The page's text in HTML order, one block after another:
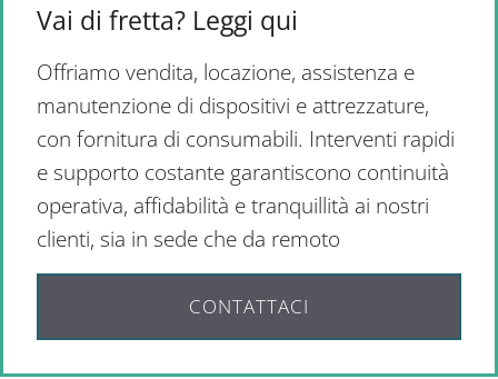
Vai di fretta? Leggi qui
Offriamo vendita, locazione, assistenza e
manutenzione di dispositivi e attrezzature,
con fornitura di consumabili. Interventi rapidi
e supporto costante garantiscono continuità
operativa, affidabilità e tranquillità ai nostri
clienti, sia in sede che da remoto
CONTATTACI